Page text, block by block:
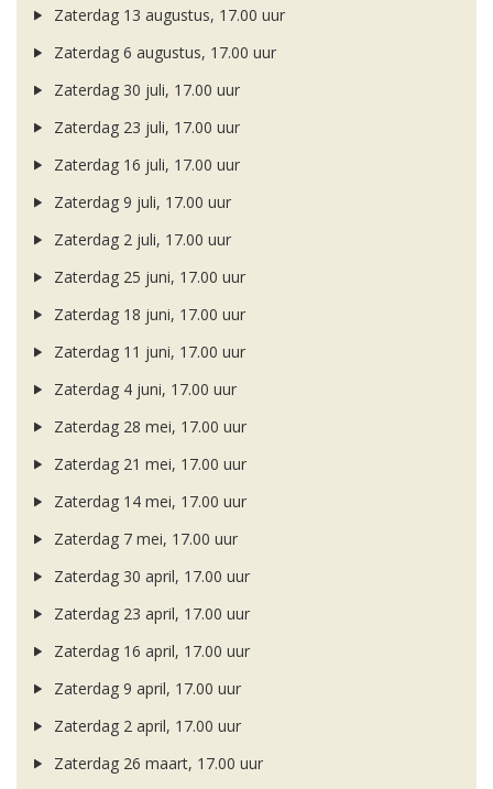
Zaterdag 13 augustus, 17.00 uur
Zaterdag 6 augustus, 17.00 uur
Zaterdag 30 juli, 17.00 uur
Zaterdag 23 juli, 17.00 uur
Zaterdag 16 juli, 17.00 uur
Zaterdag 9 juli, 17.00 uur
Zaterdag 2 juli, 17.00 uur
Zaterdag 25 juni, 17.00 uur
Zaterdag 18 juni, 17.00 uur
Zaterdag 11 juni, 17.00 uur
Zaterdag 4 juni, 17.00 uur
Zaterdag 28 mei, 17.00 uur
Zaterdag 21 mei, 17.00 uur
Zaterdag 14 mei, 17.00 uur
Zaterdag 7 mei, 17.00 uur
Zaterdag 30 april, 17.00 uur
Zaterdag 23 april, 17.00 uur
Zaterdag 16 april, 17.00 uur
Zaterdag 9 april, 17.00 uur
Zaterdag 2 april, 17.00 uur
Zaterdag 26 maart, 17.00 uur